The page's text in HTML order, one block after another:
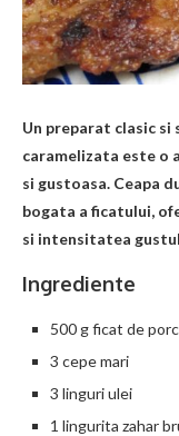
Un preparat clasic si
caramelizata este o
si gustoasa. Ceapa
bogata a ficatului,
si intensitatea
Ingrediente
500 g ficat de porc
3 cepe mari
3 linguri ulei
1 lingurita zahar